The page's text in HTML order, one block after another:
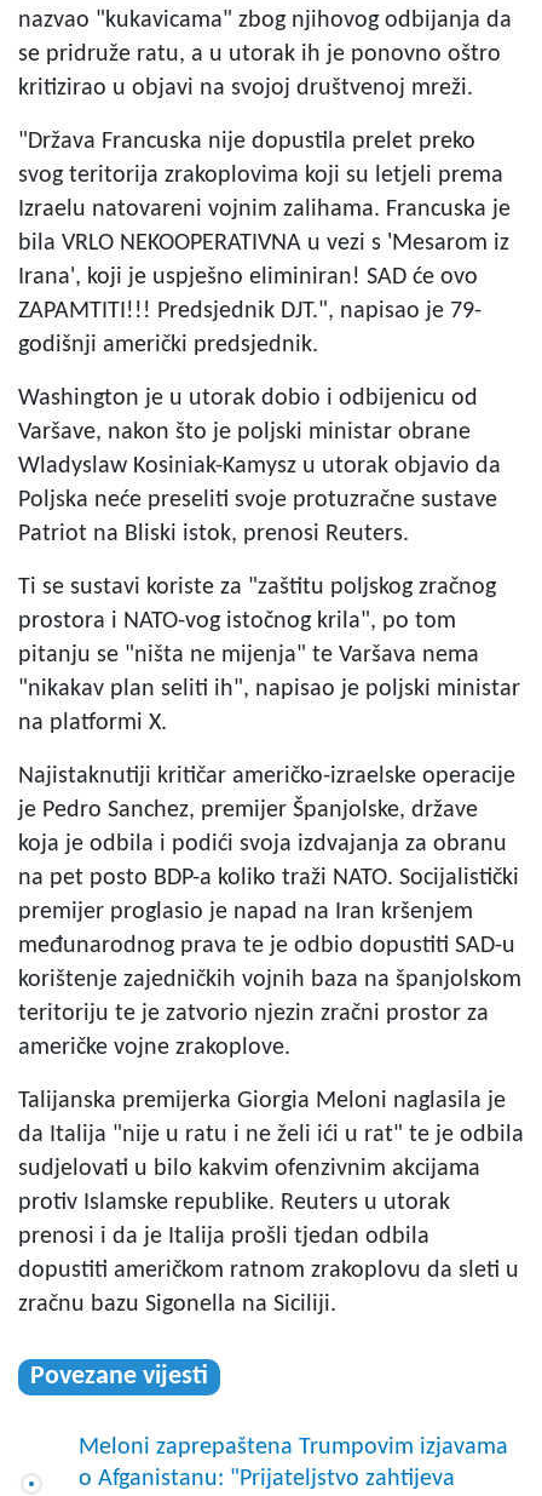
nazvao "kukavicama" zbog njihovog odbijanja da
se pridruže ratu, a u utorak ih je ponovno oštro
kritizirao u objavi na svojoj društvenoj mreži.
"Država Francuska nije dopustila prelet preko
svog teritorija zrakoplovima koji su letjeli prema
Izraelu natovareni vojnim zalihama. Francuska je
bila VRLO NEKOOPERATIVNA u vezi s 'Mesarom iz
Irana', koji je uspješno eliminiran! SAD će ovo
ZAPAMTITI!!! Predsjednik DJT.", napisao je 79-
godišnji američki predsjednik.
Washington je u utorak dobio i odbijenicu od
Varšave, nakon što je poljski ministar obrane
Wladyslaw Kosiniak-Kamysz u utorak objavio da
Poljska neće preseliti svoje protuzračne sustave
Patriot na Bliski istok, prenosi Reuters.
Ti se sustavi koriste za "zaštitu poljskog zračnog
prostora i NATO-vog istočnog krila", po tom
pitanju se "ništa ne mijenja" te Varšava nema
"nikakav plan seliti ih", napisao je poljski ministar
na platformi X.
Najistaknutiji kritičar američko-izraelske operacije
je Pedro Sanchez, premijer Španjolske, države
koja je odbila i podići svoja izdvajanja za obranu
na pet posto BDP-a koliko traži NATO. Socijalistički
premijer proglasio je napad na Iran kršenjem
međunarodnog prava te je odbio dopustiti SAD-u
korištenje zajedničkih vojnih baza na španjolskom
teritoriju te je zatvorio njezin zračni prostor za
američke vojne zrakoplove.
Talijanska premijerka Giorgia Meloni naglasila je
da Italija "nije u ratu i ne želi ići u rat" te je odbila
sudjelovati u bilo kakvim ofenzivnim akcijama
protiv Islamske republike. Reuters u utorak
prenosi i da je Italija prošli tjedan odbila
dopustiti američkom ratnom zrakoplovu da sleti u
zračnu bazu Sigonella na Siciliji.
Povezane vijesti
Meloni zaprepaštena Trumpovim izjavama
o Afganistanu: "Prijateljstvo zahtijeva